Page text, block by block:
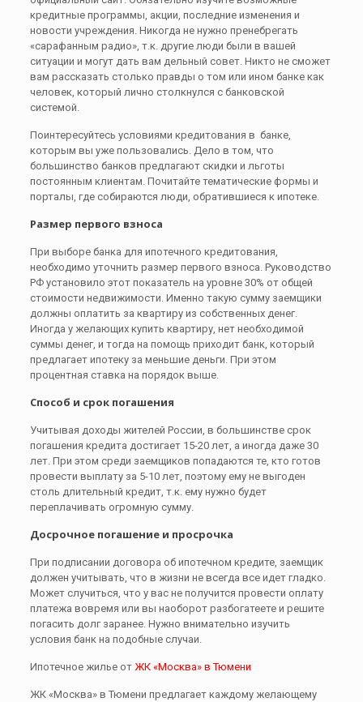
кредитные программы, акции, последние изменения и
новости учреждения. Никогда не нужно пренебрегать
«сарафанным радио», т.к. другие люди были в вашей
ситуации и могут дать вам дельный совет. Никто не сможет
вам рассказать столько правды о том или ином банке как
человек, который лично столкнулся с банковской
системой.
Поинтересуйтесь условиями кредитования в банке,
которым вы уже пользовались. Дело в том, что
большинство банков предлагают скидки и льготы
постоянным клиентам. Почитайте тематические формы и
порталы, где собираются люди, обратившиеся к ипотеке.
Размер первого взноса
При выборе банка для ипотечного кредитования,
необходимо уточнить размер первого взноса. Руководство
РФ установило этот показатель на уровне 30% от общей
стоимости недвижимости. Именно такую сумму заемщики
должны оплатить за квартиру из собственных денег.
Иногда у желающих купить квартиру, нет необходимой
суммы денег, и тогда на помощь приходит банк, который
предлагает ипотеку за меньшие деньги. При этом
процентная ставка на порядок выше.
Способ и срок погашения
Учитывая доходы жителей России, в большинстве срок
погашения кредита достигает 15-20 лет, а иногда даже 30
лет. При этом среди заемщиков попадаются те, кто готов
провести выплату за 5-10 лет, поэтому ему не выгоден
столь длительный кредит, т.к. ему нужно будет
переплачивать огромную сумму.
Досрочное погашение и просрочка
При подписании договора об ипотечном кредите, заемщик
должен учитывать, что в жизни не всегда все идет гладко.
Может случиться, что у вас не получится провести оплату
платежа вовремя или вы наоборот разбогатеете и решите
погасить долг заранее. Нужно внимательно изучить
условия банк на подобные случаи.
Ипотечное жилье от ЖК «Москва» в Тюмени
ЖК «Москва» в Тюмени предлагает каждому желающему